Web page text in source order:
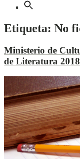
Etiqueta: No
Ministerio de
de Literatura 2018